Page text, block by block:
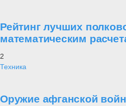
Рейтинг лучших
математическим
2
Техника
Оружие афганской